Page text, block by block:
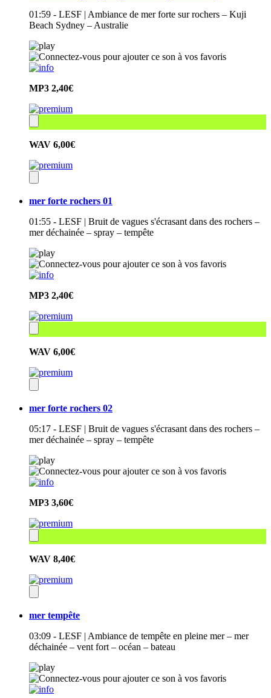
01:59 - LESF | Ambiance de mer forte sur rochers – Kuji
Beach Sydney – Australie
MP3 2,40€
WAV 6,00€
mer forte rochers 01
01:55 - LESF | Bruit de vagues s'écrasant dans des rochers –
mer déchainée – spray – tempête
MP3 2,40€
WAV 6,00€
mer forte rochers 02
05:17 - LESF | Bruit de vagues s'écrasant dans des rochers –
mer déchainée – spray – tempête
MP3 3,60€
WAV 8,40€
mer tempête
03:09 - LESF | Ambiance de tempête en pleine mer – mer
déchainée – vent fort – océan – bateau